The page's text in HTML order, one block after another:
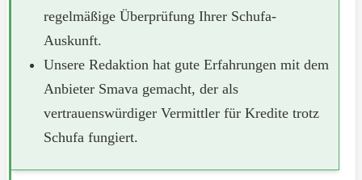
regelmäßige Überprüfung Ihrer Schufa-
Auskunft.
Unsere Redaktion hat gute Erfahrungen mit dem
Anbieter Smava gemacht, der als
vertrauenswürdiger Vermittler für Kredite trotz
Schufa fungiert.